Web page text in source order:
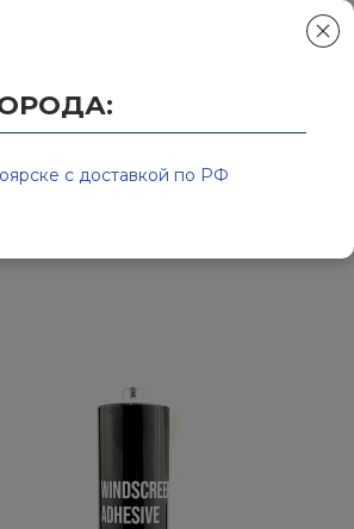
- магазин лакокрасочной продукции и
стекол 2 часа
с доставкой по РФ